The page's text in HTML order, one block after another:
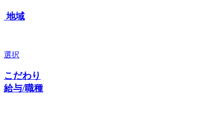
地域
選択
こだわり
給与/職種